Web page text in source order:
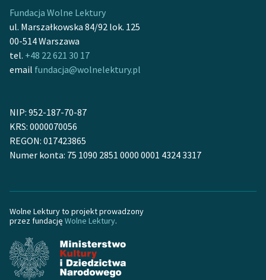
Ręce pełne poezji
Kolekcje edukacyjne
twórców przechodzących
do domeny publicznej,
Odkurzamy bohaterów
Szkoła Poezji Wolnych
O nas
Kontakt
O projekcie
Zespół
Fundacja Wolne Lektury
ul. Marszałkowska 84/92 lok. 125
00-514 Warszawa
tel. +48 22 621 30 17
email fundacja@wolnelektury.pl
NIP: 952-187-70-87
KRS: 0000070056
REGON: 017423865
Numer konta: 75 1090 2851 0000 0001 4324 3317
Wolne Lektury to projekt prowadzony
przez fundację Wolne Lektury.